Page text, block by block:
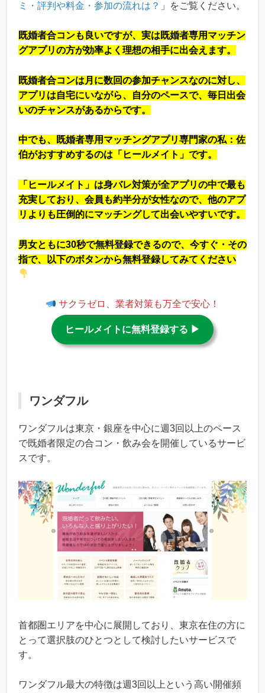
ミ・評判や料金・参加の流れは？ 」をご覧ください。
既婚者合コンも良いですが、実は既婚者専用マッチン
グアプリの方が効率よく理想の相手に出会えます。
既婚者合コンは月に数回の参加チャンスなのに対し、
アプリは自宅にいながら、自分のペースで、毎日出会
いのチャンスがあるからです。
中でも、既婚者専用マッチングアプリ専門家の私：佐
伯がおすすめするのは「ヒールメイト」です。
「ヒールメイト」は身バレ対策が全アプリの中で最も
充実しており、会員も約半分が女性なので、他のアプ
リよりも圧倒的にマッチングして出会いやすいです。
男女ともに30秒で無料登録できるので、今すぐ・その
指で、以下のボタンから無料登録してみてください
サクラゼロ、業者対策も万全で安心！
ヒールメイトに無料登録する ▶︎
ワンダフル
ワンダフルは東京・銀座を中心に週3回以上のペース
で既婚者限定の合コン・飲み会を開催しているサービ
スです。
首都圏エリアを中心に展開しており、東京在住の方に
とって選択肢のひとつとして検討したいサービスで
す。
ワンダフル最大の特徴は週3回以上という高い開催頻